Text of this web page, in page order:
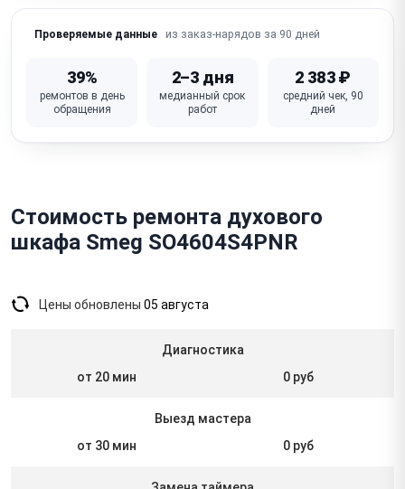
Неисправна плата управления (электронные
модели)
Проверяемые данные из заказ-нарядов за 90 дней
39%
ремонтов в день
обращения
2–3 дня
медианный срок
работ
2 383 ₽
средний чек, 90
дней
Стоимость ремонта духового
шкафа Smeg SO4604S4PNR
Цены обновлены 05 августа
Диагностика
от 20 мин
0 руб
Выезд мастера
от 30 мин
0 руб